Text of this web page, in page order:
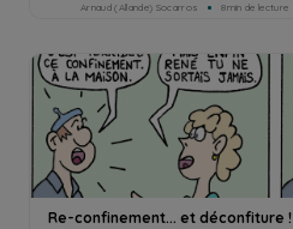
Arnaud (Allande) Socarros 8min de lecture
Re-confinement... et déconfiture !